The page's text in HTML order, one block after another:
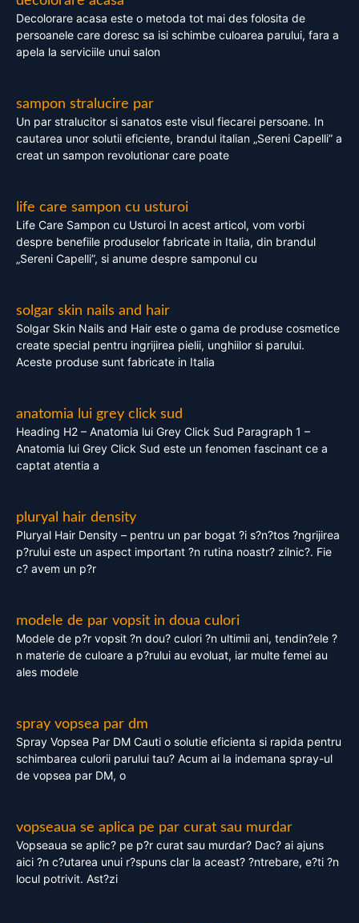
Decolorare acasa este o metoda tot mai des folosita de
persoanele care doresc sa isi schimbe culoarea parului, fara a
apela la serviciile unui salon
sampon stralucire par
Un par stralucitor si sanatos este visul fiecarei persoane. In
cautarea unor solutii eficiente, brandul italian „Sereni Capelli” a
creat un sampon revolutionar care poate
life care sampon cu usturoi
Life Care Sampon cu Usturoi In acest articol, vom vorbi
despre benefiile produselor fabricate in Italia, din brandul
„Sereni Capelli”, si anume despre samponul cu
solgar skin nails and hair
Solgar Skin Nails and Hair este o gama de produse cosmetice
create special pentru ingrijirea pielii, unghiilor si parului.
Aceste produse sunt fabricate in Italia
anatomia lui grey click sud
Heading H2 – Anatomia lui Grey Click Sud Paragraph 1 –
Anatomia lui Grey Click Sud este un fenomen fascinant ce a
captat atentia a
pluryal hair density
Pluryal Hair Density – pentru un par bogat ?i s?n?tos ?ngrijirea
p?rului este un aspect important ?n rutina noastr? zilnic?. Fie
c? avem un p?r
modele de par vopsit in doua culori
Modele de p?r vopsit ?n dou? culori ?n ultimii ani, tendin?ele ?
n materie de culoare a p?rului au evoluat, iar multe femei au
ales modele
spray vopsea par dm
Spray Vopsea Par DM Cauti o solutie eficienta si rapida pentru
schimbarea culorii parului tau? Acum ai la indemana spray-ul
de vopsea par DM, o
vopseaua se aplica pe par curat sau murdar
Vopseaua se aplic? pe p?r curat sau murdar? Dac? ai ajuns
aici ?n c?utarea unui r?spuns clar la aceast? ?ntrebare, e?ti ?n
locul potrivit. Ast?zi